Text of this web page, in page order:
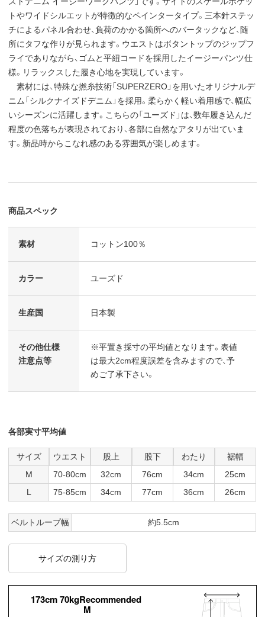
トやワイドシルエットが特徴的なペインタータイプ。三本針ステッ
チによるパネル合わせ、負荷のかかる箇所へのバータックなど、随
所にタフな作りが見られます。ウエストはボタントップのジップフ
ライでありながら、ゴムと平紐コードを採用したイージーパンツ仕
様。リラックスした履き心地を実現しています。
素材には、特殊な撚糸技術「SUPERZERO」を用いたオリジナルデ
ニム「シルクナイズドデニム」を採用。柔らかく軽い着用感で、幅広
いシーズンに活躍します。こちらの「ユーズド」は、数年履き込んだ
程度の色落ちが表現されており、各部に自然なアタリが出ていま
す。新品時からこなれ感のある雰囲気が楽しめます。
商品スペック
素材 コットン100％
カラー ユーズド
生産国 日本製
その他仕様
注意点等
※平置き採寸の平均値となります。表値
は最大2cm程度誤差を含みますので、予
めご了承下さい。
各部実寸平均値
サイズ ウエスト 股上 股下 わたり
裾幅
M
70-80cm 32cm 76cm 34cm
25cm
L
75-85cm 34cm 77cm 36cm 26cm
ベルトループ幅 約5.5cm
サイズの測り方
173cm 70kgRecommended
M